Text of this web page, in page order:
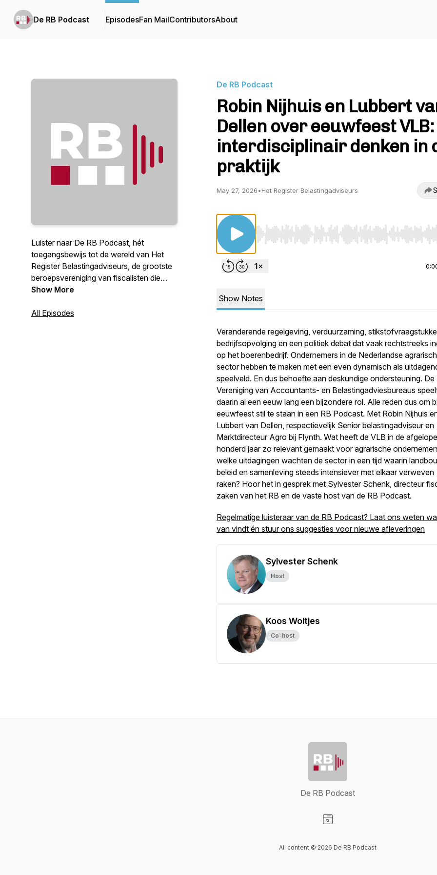
De RB Podcast EpisodesFan MailContributorsAbout
Luister naar De RB Podcast, hét
toegangsbewijs tot de wereld van Het
Register Belastingadviseurs, de grootste
beroepsvereniging van fiscalisten die
werken voor het MKB. Boordevol kennis,
ontwikkelingen. Met elke twee weken een
Show More
All Episodes
De RB Podcast
Robin Nijhuis en Lubbert
Dellen over eeuwfeest VLB:
interdisciplinair denken in
praktijk
May 27, 2026•Het Register Belastingadviseurs
Use Left/Right to seek, Home/End to jump to start
Show Notes
Veranderende regelgeving, verduurzaming,
bedrijfsopvolging en een politiek debat dat vaak rechtstreeks
op het boerenbedrijf. Ondernemers in de Nederlandse
sector hebben te maken met een even dynamisch als
speelveld. En dus behoefte aan deskundige ondersteuning. De
Vereniging van Accountants- en Belastingadviesbureaus
daarin al een eeuw lang een bijzondere rol. Alle reden dus om
eeuwfeest stil te staan in een RB Podcast. Met Robin Nijhuis
Lubbert van Dellen, respectievelijk Senior belastingadviseur en
Marktdirecteur Agro bij Flynth. Wat heeft de VLB in de
honderd jaar zo relevant gemaakt voor agrarische
welke uitdagingen wachten de sector in een tijd waarin
beleid en samenleving steeds intensiever met elkaar verweven
raken? Hoor het in gesprek met Sylvester Schenk, directeur
zaken van het RB en de vaste host van de RB Podcast.
Regelmatige luisteraar van de RB Podcast? Laat ons weten
van vindt én stuur ons suggesties voor nieuwe afleveringen
Sylvester Schenk
Host
Koos Woltjes
Co-host
De RB Podcast
All content © 2026 De RB Podcast